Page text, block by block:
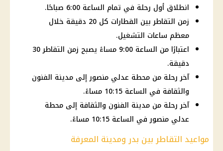
انطلاق أول رحلة في تمام الساعة 6:00 صباحًا.
زمن التقاطر بين القطارات كل 20 دقيقة خلال
معظم ساعات التشغيل.
اعتبارًا من الساعة 9:00 مساءً يصبح زمن التقاطر 30
دقيقة.
آخر رحلة من محطة عدلي منصور إلى مدينة الفنون
والثقافة في الساعة 10:15 مساءً.
آخر رحلة من مدينة الفنون والثقافة إلى محطة
عدلي منصور في الساعة 10:15 مساءً.
مواعيد التقاطر بين بدر ومدينة المعرفة